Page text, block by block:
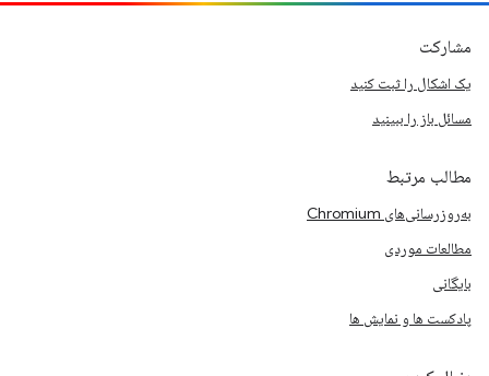
مشارکت
یک اشکال را ثبت کنید
مسائل باز را ببینید
مطالب مرتبط
به‌روزرسانی‌های Chromium
مطالعات موردی
بایگانی
پادکست ها و نمایش ها